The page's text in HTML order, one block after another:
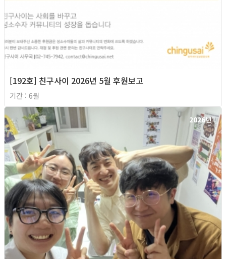
[192호] 친구사이 2026년 5월 후원보고
기간 : 6월
2026년